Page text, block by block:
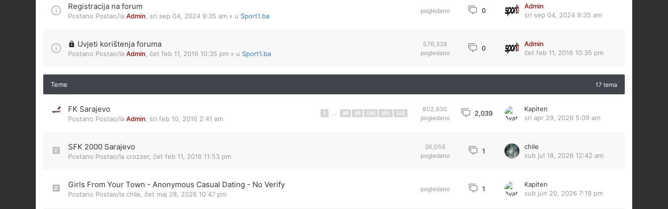
Registracija na forum
Postano Postao/la Admin sri sep 04, 2024 9:35 am » u Sport1.ba
pogledano 0
Admin
sri sep 04, 2024 9:35 am
Uvjeti korištenja foruma
Postano Postao/la Admin čet feb 11, 2016 10:35 pm » u Sport1.ba
576,328
pogledano
0
Admin
čet feb 11, 2016 10:35 pm
Teme 17 tema
FK Sarajevo
Postano Postao/la Admin sri feb 10, 2016 2:41 am
1 ... 98 99 100 101 102
802,630
pogledano
2,039
Kapiten
sri apr 29, 2026 5:09 am
SFK 2000 Sarajevo
Postano Postao/la crozzer, čet feb 11, 2016 11:53 pm
26,056
pogledano
1
chile
sub jul 18, 2026 12:42 am
Girls From Your Town - Anonymous Casual Dating - No Verify
Postano Postao/la chile čet maj 28, 2026 10:47 pm
pogledano 1
Kapiten
sub jun 20, 2026 7:19 pm